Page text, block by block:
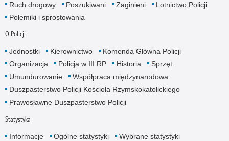
Ruch drogowy
Poszukiwani Zaginieni
Lotnictwo Policji
Polemiki i sprostowania
O Policji
Jednostki Kierownictwo
Komenda Główna Policji
Organizacja
Policja w III RP Historia
Sprzęt
Umundurowanie
Współpraca międzynarodowa
Duszpasterstwo Policji Kościoła Rzymskokatolickiego
Prawosławne Duszpasterstwo Policji
Statystyka
Informacje Ogólne statystyki
Wybrane statystyki